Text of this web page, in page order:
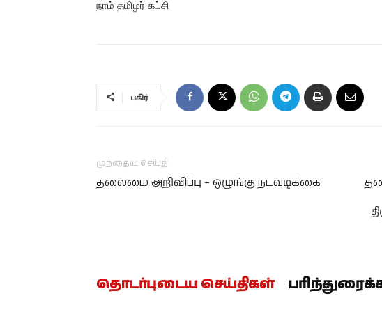
நாம் தமிழர் கட்சி
பகிர்
முந்தைய செய்தி
தலைமை அறிவிப்பு – ஒழுங்கு நடவடிக்கை
தொடர்புடைய செய்திகள்